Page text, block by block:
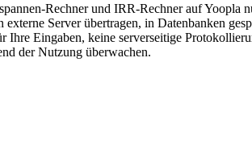
Rechner und IRR-Rechner auf
Server übertragen, in Datenbanken
Eingaben, keine serverseitige
der Nutzung überwachen.